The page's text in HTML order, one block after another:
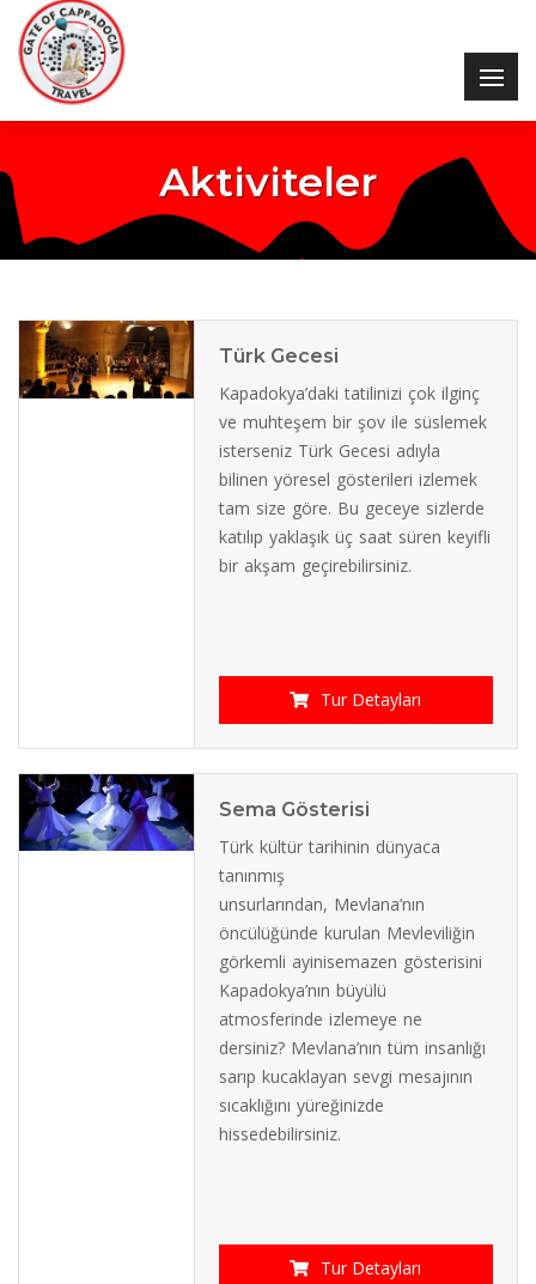
Aktiviteler
Türk Gecesi
Kapadokya’daki tatilinizi çok ilginç
ve muhteşem bir şov ile süslemek
isterseniz Türk Gecesi adıyla
bilinen yöresel gösterileri izlemek
tam size göre. Bu geceye sizlerde
katılıp yaklaşık üç saat süren keyifli
bir akşam geçirebilirsiniz.
Tur Detayları
Sema Gösterisi
Türk kültür tarihinin dünyaca
tanınmış
unsurlarından, Mevlana’nın
öncülüğünde kurulan Mevleviliğin
görkemli ayinisemazen gösterisini
Kapadokya’nın büyülü
atmosferinde izlemeye ne
dersiniz? Mevlana’nın tüm insanlığı
sarıp kucaklayan sevgi mesajının
sıcaklığını yüreğinizde
hissedebilirsiniz.
Tur Detayları